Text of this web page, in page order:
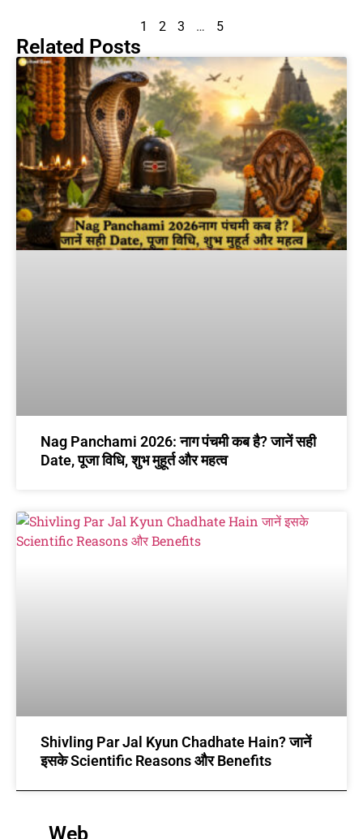
1 2 3 … 5
Related Posts
Nag Panchami 2026: नाग पंचमी कब है? जानें सही
Date, पूजा विधि, शुभ मुहूर्त और महत्व
Shivling Par Jal Kyun Chadhate Hain? जानें
इसके Scientific Reasons और Benefits
Web